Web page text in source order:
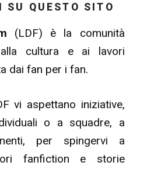
SU QUESTO SITO
(LDF) è la comunità
cultura e ai lavori
dai fan per i fan.
vi aspettano iniziative,
o a squadre, a
per spingervi a
fanfiction e storie